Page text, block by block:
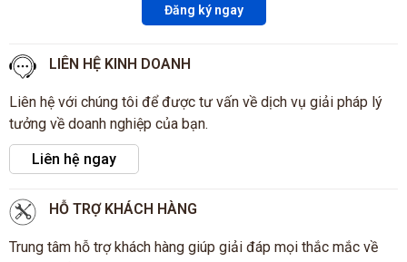
Đăng ký ngay
LIÊN HỆ KINH DOANH
Liên hệ với chúng tôi để được tư vấn về dịch vụ giải pháp lý
tưởng về doanh nghiệp của bạn.
Liên hệ ngay
HỖ TRỢ KHÁCH HÀNG
Trung tâm hỗ trợ khách hàng giúp giải đáp mọi thắc mắc về